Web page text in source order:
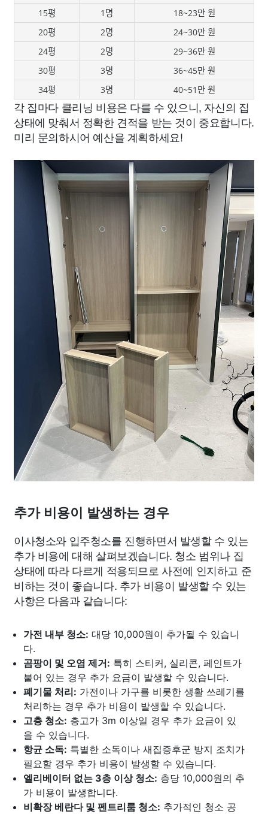
15평
1명
18~23만 원
20평
2명
24~30만 원
24평
2명
29~36만 원
30평
3명
36~45만 원
34평
3명 40~51만 원
각 집마다 클리닝 비용은 다를 수 있으니, 자신의 집
상태에 맞춰서 정확한 견적을 받는 것이 중요합니다.
미리 문의하시어 예산을 계획하세요!
추가 비용이 발생하는 경우
이사청소와 입주청소를 진행하면서 발생할 수 있는
추가 비용에 대해 살펴보겠습니다. 청소 범위나 집
상태에 따라 다르게 적용되므로 사전에 인지하고 준
비하는 것이 좋습니다. 추가 비용이 발생할 수 있는
사항은 다음과 같습니다:
가전 내부 청소: 대당 10,000원이 추가될 수 있습니
다.
곰팡이 및 오염 제거: 특히 스티커, 실리콘, 페인트가
붙어 있는 경우 추가 요금이 발생할 수 있습니다.
폐기물 처리: 가전이나 가구를 비롯한 생활 쓰레기를
처리하는 경우 추가 비용이 발생할 수 있습니다.
고층 청소: 층고가 3m 이상일 경우 추가 요금이 있
을 수 있습니다.
항균 소독: 특별한 소독이나 새집증후군 방지 조치가
필요할 경우 추가 비용이 발생할 수 있습니다.
엘리베이터 없는 3층 이상 청소: 층당 10,000원의 추
가 비용이 발생합니다.
비확장 베란다 및 펜트리룸 청소: 추가적인 청소 공